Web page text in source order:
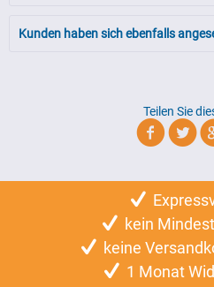
Kunden haben sich ebenfalls
Teilen Sie
kein
keine
1 Monat